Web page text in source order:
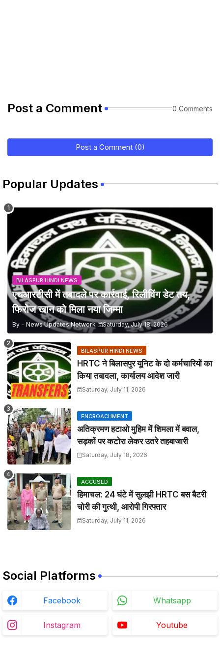
Post a Comment 0 Comments
Post a Comment (0)
Popular Updates
BILASPUR HINDI NEWS
एचआरटीसी में तबादले पर कार्रवाई, रिलीविंग डेट तय,
फिरोज खान को मिला नया जिम्मा
By - News Updates Network Saturday, July 18, 2026
BILASPUR HINDI NEWS
HRTC ने बिलासपुर यूनिट के दो कर्मचारियों का
किया तबादला, कार्यालय आदेश जारी
Saturday, July 11, 2026
ENCROACHMENT
अतिक्रमण हटाओ मुहिम में शिमला में बवाल,
सड़कों पर कटोरा लेकर उतरे तहबाजारी
Saturday, July 18, 2026
ACCUSED
हिमाचल: 24 घंटे में सुलझी HRTC बस बैटरी
चोरी की गुत्थी, आरोपी गिरफ्तार
Saturday, July 11, 2026
Social Platforms
Facebook Whatsapp
Instagram Youtube